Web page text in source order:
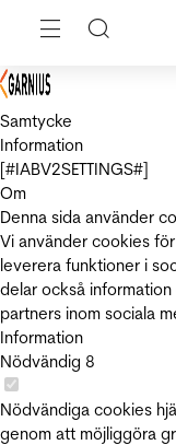
Samtycke
Information
[#IABV2SETTINGS#]
Om
Denna sida använder
Vi använder cookies
leverera funktioner i
delar också
partners inom sociala
Information
Nödvändig 8
Nödvändiga cookies
genom att möjliggöra